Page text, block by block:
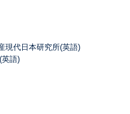
現代日本研究所(英語)
英語)